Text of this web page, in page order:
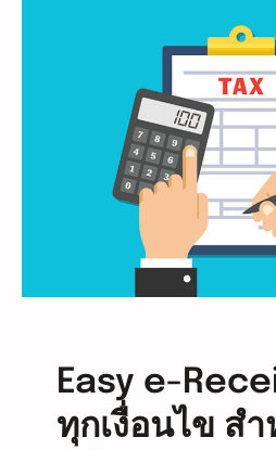
2
0
2
4
กั
บ
ธุ
ห
ม่
Easy e-
ทุกเงื่อนไข ส